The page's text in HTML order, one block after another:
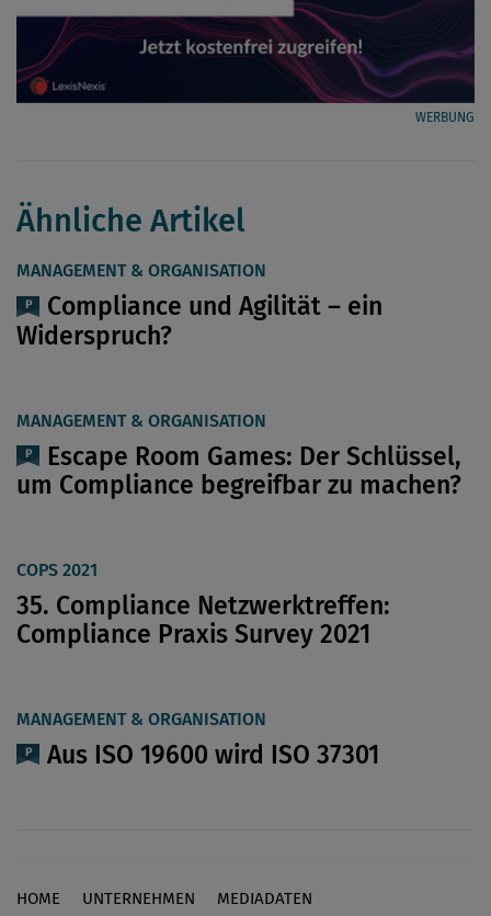
WERBUNG
Ähnliche Artikel
MANAGEMENT & ORGANISATION
Compliance und Agilität – ein
Widerspruch?
MANAGEMENT & ORGANISATION
Escape Room Games: Der Schlüssel,
um Compliance begreifbar zu machen?
COPS 2021
35. Compliance Netzwerktreffen:
Compliance Praxis Survey 2021
MANAGEMENT & ORGANISATION
Aus ISO 19600 wird ISO 37301
Footer
HOME UNTERNEHMEN
MEDIADATEN